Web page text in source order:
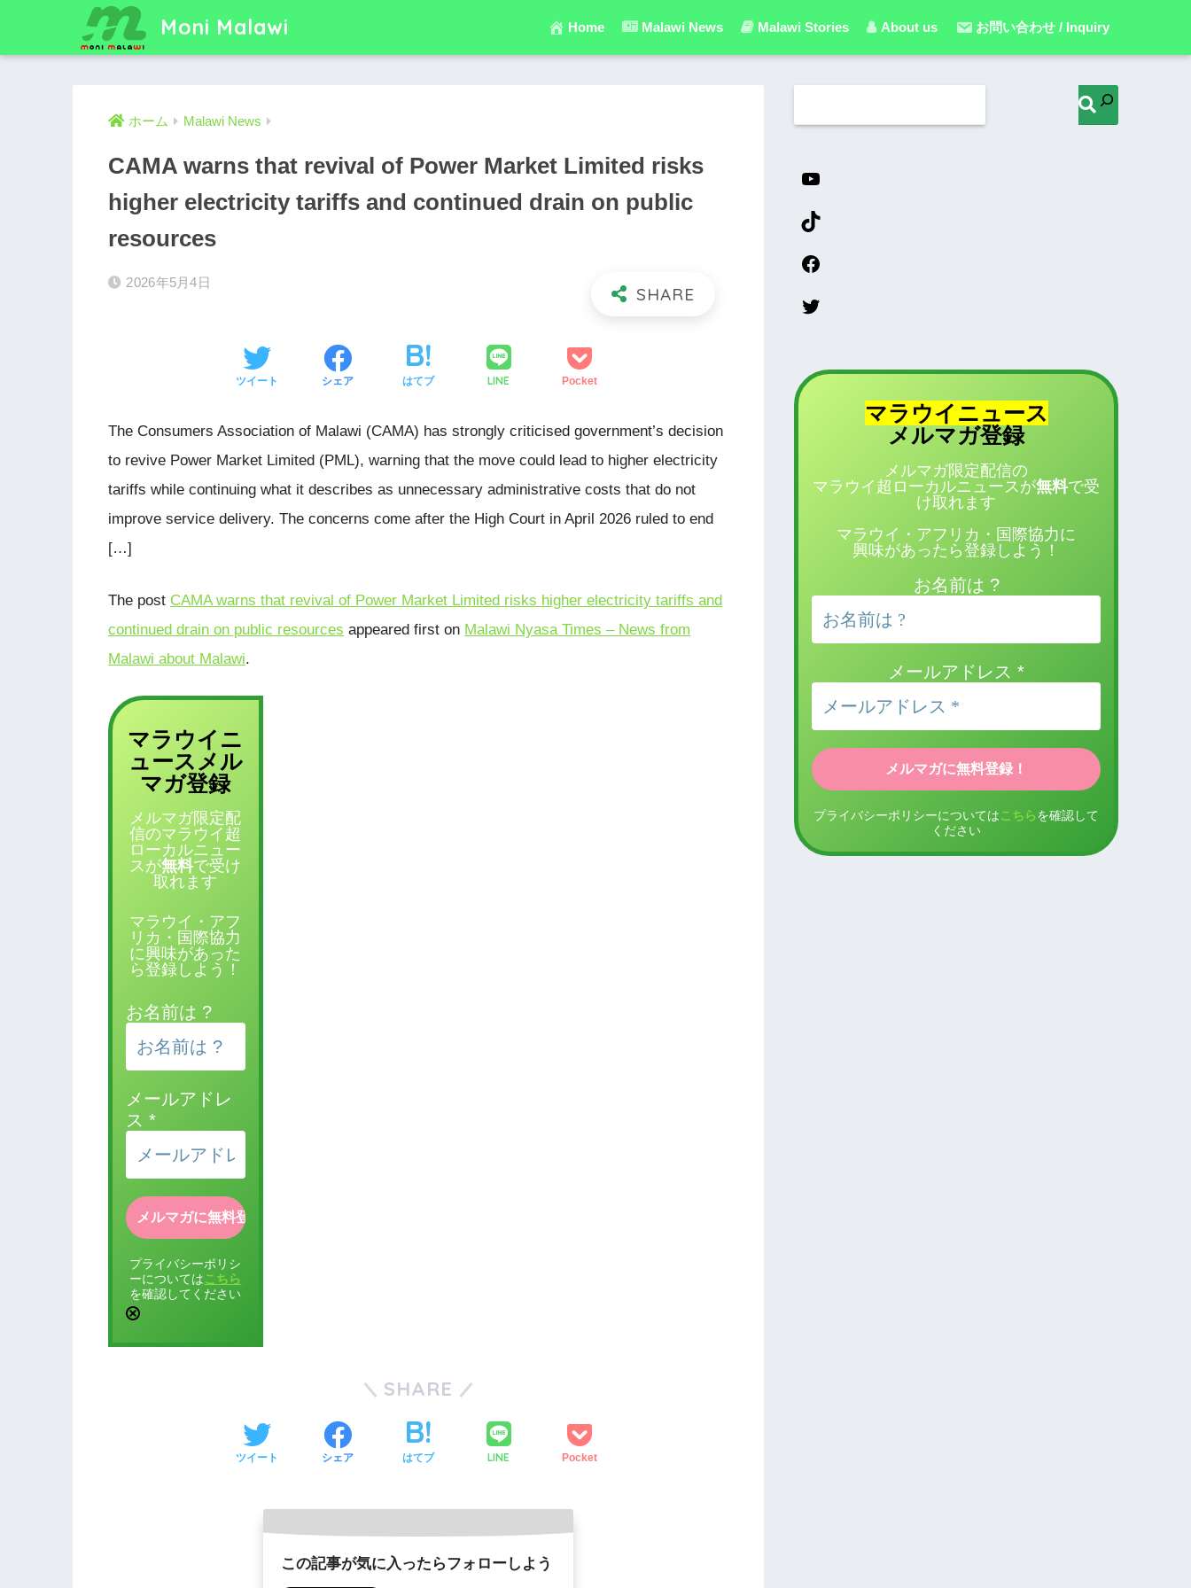
Moni Malawi Home Malawi News Malawi Stories About us お問い合わせ / Inquiry
ホーム Malawi News
CAMA warns that revival of Power Market Limited risks
higher electricity tariffs and continued drain on public
resources
2026年5月4日
ツイート シェア はてブ LINE Pocket
The Consumers Association of Malawi (CAMA) has strongly criticised government’s decision
to revive Power Market Limited (PML), warning that the move could lead to higher electricity
tariffs while continuing what it describes as unnecessary administrative costs that do not
improve service delivery. The concerns come after the High Court in April 2026 ruled to end
[…]
The post CAMA warns that revival of Power Market Limited risks higher electricity tariffs and
continued drain on public resources appeared first on Malawi Nyasa Times – News from
Malawi about Malawi.
マラウイニ
ュース メル
マガ登録
メルマガ限定配
信のマラウイ超
ローカルニュー
スが無料で受け
取れます
マラウイ・アフ
リカ・国際協力
に興味があった
ら登録しよう！
お名前は ?
メールアドレ
ス *
プライバシーポリシ
ーについては こちら
を確認してください
SHARE
ツイート シェア はてブ LINE Pocket
この記事が気に入ったらフォローしよう
マラウイニュース
メルマガ登録
メルマガ限定配信の
マラウイ超ローカルニュースが無料で受
け取れます
マラウイ・アフリカ・国際協力に
興味があったら登録しよう！
お名前は ?
メールアドレス*
プライバシーポリシーについては こちら を確認して
ください